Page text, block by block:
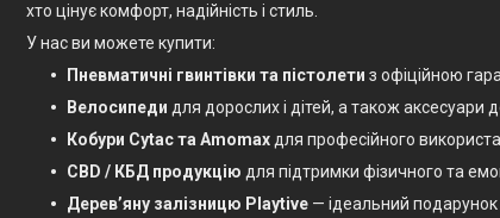
хто цінує комфорт, надійність і стиль.
У нас ви можете купити:
Пневматичні гвинтівки та пістолети з офіційною
Велосипеди для дорослих і дітей, а також аксесуари
Кобури Cytac та Amomaxдля професійного
CBD / КБД продукцію для підтримки фізичного та
Дерев’яну залізницю Playtive — ідеальний